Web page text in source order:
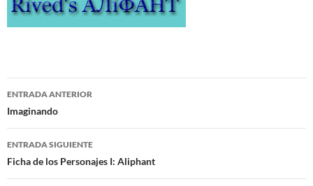
Navegación
de
entradas
ENTRADA ANTERIOR
Imaginando
ENTRADA SIGUIENTE
Ficha de los Personajes I: Aliphant